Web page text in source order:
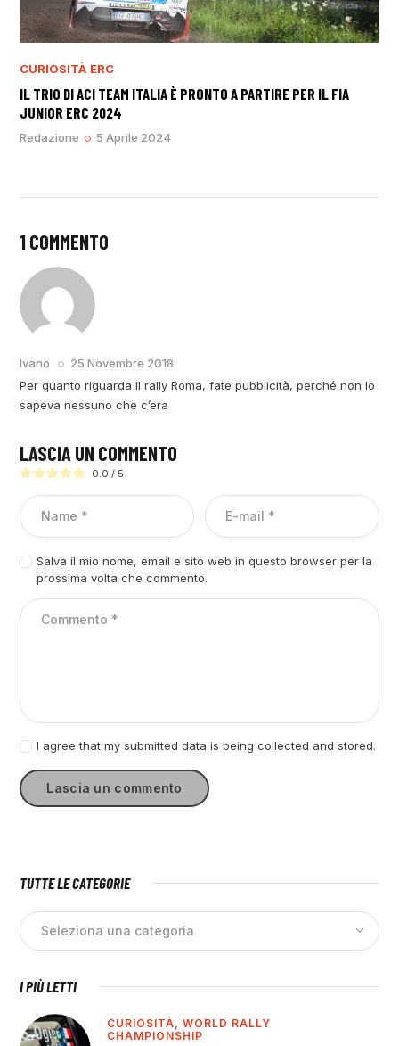
CURIOSITÀ ERC
IL TRIO DI ACI TEAM ITALIA È PRONTO A PARTIRE PER IL FIA
JUNIOR ERC 2024
Redazione 5 Aprile 2024
1 COMMENTO
Ivano
25 Novembre 2018
Per quanto riguarda il rally Roma, fate pubblicità, perché non lo
sapeva nessuno che c’era
LASCIA UN COMMENTO
0.0 / 5
Salva il mio nome, email e sito web in questo browser per la
prossima volta che commento.
I agree that my submitted data is being collected and stored.
TUTTE LE CATEGORIE
I PIÙ LETTI
CURIOSITÀ,WORLD RALLY
CHAMPIONSHIP